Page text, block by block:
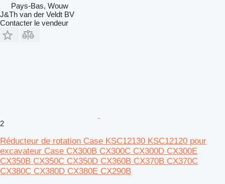
Pays-Bas, Wouw
J&Th van der Veldt BV
Contacter le vendeur
2
Réducteur de rotation Case KSC12130 KSC12120 pour
excavateur Case CX300B CX300C CX300D CX300E
CX350B CX350C CX350D CX360B CX370B CX370C
CX380C CX380D CX380E CX290B